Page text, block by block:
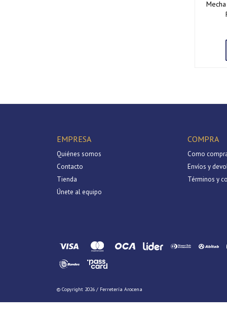
EMPRESA
Quiénes somos
Contacto
Tienda
Únete al equipo
COMPRA
Como
Envíos y
Términos y
© Copyright 2026 / Ferretería Arocena